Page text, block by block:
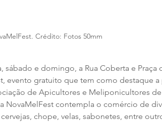
Crédito: Fotos 50mm
sábado e domingo, a Rua Coberta e Praça
evento gratuito que tem como destaque
de Apicultores e Meliponicultores
contempla o comércio de
chope, velas, sabonetes, entre